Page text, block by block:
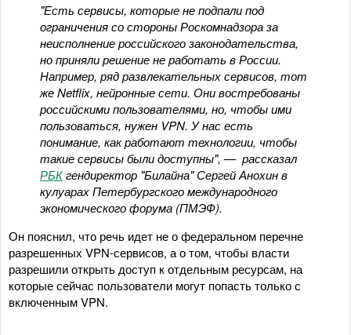
"Есть сервисы, которые не подпали под
ограничения со стороны Роскомнадзора за
неисполнение российского законодательства,
но приняли решение не работать в России.
Например, ряд развлекательных сервисов, тот
же Netflix, нейронные сети. Они востребованы
российскими пользователями, но, чтобы ими
пользоваться, нужен VPN. У нас есть
понимание, как работают технологии, чтобы
такие сервисы были доступны", — рассказал
РБКгендиректор "Билайна" Сергей Анохин в
кулуарах Петербургского международного
экономического форума (ПМЭФ).
Он пояснил, что речь идет не о федеральном перечне
разрешенных VPN-сервисов, а о том, чтобы власти
разрешили открыть доступ к отдельным ресурсам, на
которые сейчас пользователи могут попасть только с
включенным VPN.